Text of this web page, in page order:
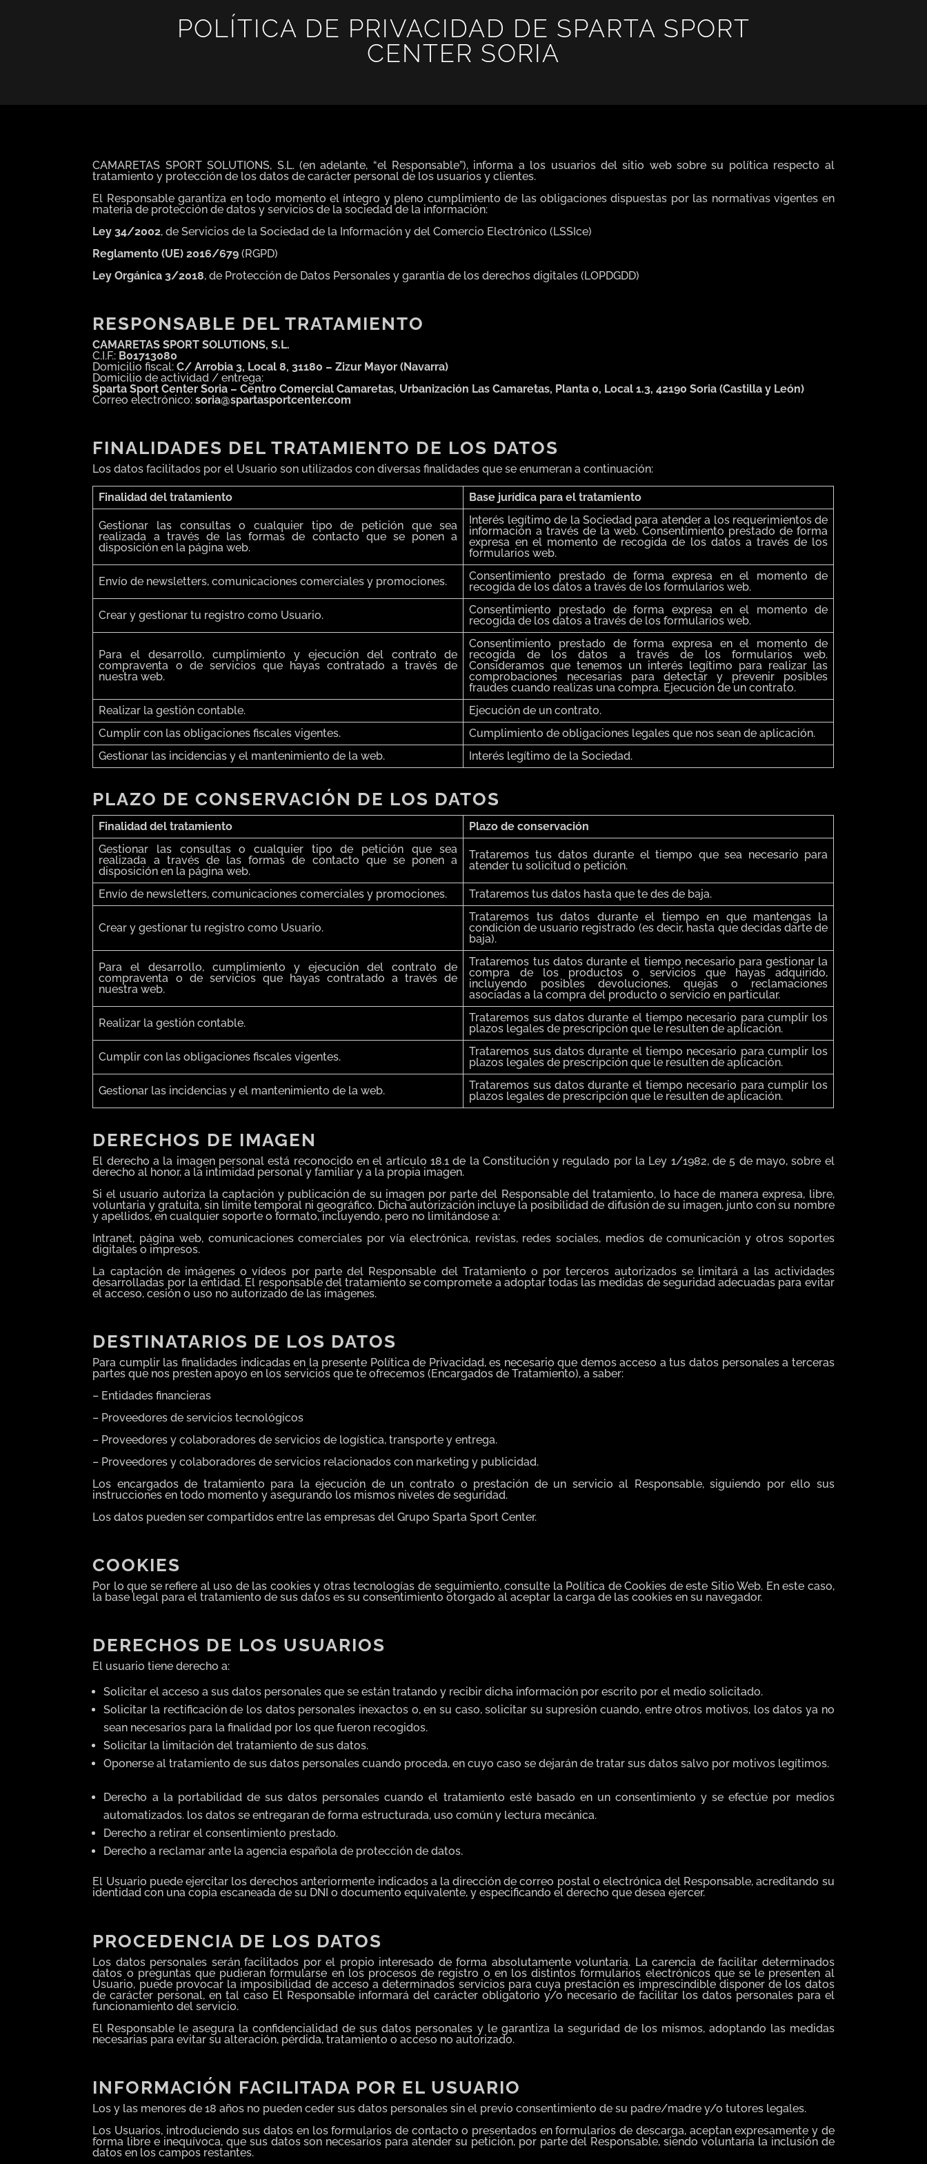
POLÍTICA DE PRIVACIDAD DE SPARTA SPORT
CENTER SORIA
CAMARETAS SPORT SOLUTIONS, S.L. (en adelante, “el Responsable”), informa a los usuarios del sitio web sobre su política respecto al
tratamiento y protección de los datos de carácter personal de los usuarios y clientes.
El Responsable garantiza en todo momento el íntegro y pleno cumplimiento de las obligaciones dispuestas por las normativas vigentes en
materia de protección de datos y servicios de la sociedad de la información:
Ley 34/2002, de Servicios de la Sociedad de la Información y del Comercio Electrónico (LSSIce)
Reglamento (UE) 2016/679 (RGPD)
Ley Orgánica 3/2018, de Protección de Datos Personales y garantía de los derechos digitales (LOPDGDD)
RESPONSABLE DEL TRATAMIENTO
CAMARETAS SPORT SOLUTIONS, S.L.
C.I.F.: B01713080
Domicilio fiscal:C/ Arrobia 3, Local 8, 31180 – Zizur Mayor (Navarra)
Domicilio de actividad / entrega:
Sparta Sport Center Soria – Centro Comercial Camaretas, Urbanización Las Camaretas, Planta 0, Local 1.3, 42190 Soria (Castilla y León)
Correo electrónico:soria@spartasportcenter.com
FINALIDADES DEL TRATAMIENTO DE LOS DATOS
Los datos facilitados por el Usuario son utilizados con diversas finalidades que se enumeran a continuación:
Finalidad del tratamiento Base jurídica para el tratamiento
Gestionar las consultas o cualquier tipo de petición que sea
realizada a través de las formas de contacto que se ponen a
disposición en la página web.
Interés legítimo de la Sociedad para atender a los requerimientos de
información a través de la web. Consentimiento prestado de forma
expresa en el momento de recogida de los datos a través de los
formularios web.
Envío de newsletters, comunicaciones comerciales y promociones.
Consentimiento prestado de forma expresa en el momento de
recogida de los datos a través de los formularios web.
Crear y gestionar tu registro como Usuario.
Consentimiento prestado de forma expresa en el momento de
recogida de los datos a través de los formularios web.
Para el desarrollo, cumplimiento y ejecución del contrato de
compraventa o de servicios que hayas contratado a través de
nuestra web.
Consentimiento prestado de forma expresa en el momento de
recogida de los datos a través de los formularios web.
Consideramos que tenemos un interés legítimo para realizar las
comprobaciones necesarias para detectar y prevenir posibles
fraudes cuando realizas una compra. Ejecución de un contrato.
Realizar la gestión contable.
Ejecución de un contrato.
Cumplir con las obligaciones fiscales vigentes.
Cumplimiento de obligaciones legales que nos sean de aplicación.
Gestionar las incidencias y el mantenimiento de la web.
Interés legítimo de la Sociedad.
PLAZO DE CONSERVACIÓN DE LOS DATOS
Finalidad del tratamiento
Plazo de conservación
Gestionar las consultas o cualquier tipo de petición que sea
realizada a través de las formas de contacto que se ponen a
disposición en la página web.
Trataremos tus datos durante el tiempo que sea necesario para
atender tu solicitud o petición.
Envío de newsletters, comunicaciones comerciales y promociones. Trataremos tus datos hasta que te des de baja.
Crear y gestionar tu registro como Usuario.
Trataremos tus datos durante el tiempo en que mantengas la
condición de usuario registrado (es decir, hasta que decidas darte de
baja).
Para el desarrollo, cumplimiento y ejecución del contrato de
compraventa o de servicios que hayas contratado a través de
nuestra web.
Trataremos tus datos durante el tiempo necesario para gestionar la
compra de los productos o servicios que hayas adquirido,
incluyendo posibles devoluciones, quejas o reclamaciones
asociadas a la compra del producto o servicio en particular.
Realizar la gestión contable.
Trataremos sus datos durante el tiempo necesario para cumplir los
plazos legales de prescripción que le resulten de aplicación.
Cumplir con las obligaciones fiscales vigentes.
Trataremos sus datos durante el tiempo necesario para cumplir los
plazos legales de prescripción que le resulten de aplicación.
Gestionar las incidencias y el mantenimiento de la web.
Trataremos sus datos durante el tiempo necesario para cumplir los
plazos legales de prescripción que le resulten de aplicación.
DERECHOS DE IMAGEN
El derecho a la imagen personal está reconocido en el artículo 18.1 de la Constitución y regulado por la Ley 1/1982, de 5 de mayo, sobre el
derecho al honor, a la intimidad personal y familiar y a la propia imagen.
Si el usuario autoriza la captación y publicación de su imagen por parte del Responsable del tratamiento, lo hace de manera expresa, libre,
voluntaria y gratuita, sin límite temporal ni geográfico. Dicha autorización incluye la posibilidad de difusión de su imagen, junto con su nombre
y apellidos, en cualquier soporte o formato, incluyendo, pero no limitándose a:
Intranet, página web, comunicaciones comerciales por vía electrónica, revistas, redes sociales, medios de comunicación y otros soportes
digitales o impresos.
La captación de imágenes o vídeos por parte del Responsable del Tratamiento o por terceros autorizados se limitará a las actividades
desarrolladas por la entidad. El responsable del tratamiento se compromete a adoptar todas las medidas de seguridad adecuadas para evitar
el acceso, cesión o uso no autorizado de las imágenes.
DESTINATARIOS DE LOS DATOS
Para cumplir las finalidades indicadas en la presente Política de Privacidad, es necesario que demos acceso a tus datos personales a terceras
partes que nos presten apoyo en los servicios que te ofrecemos (Encargados de Tratamiento), a saber:
– Entidades financieras
– Proveedores de servicios tecnológicos
– Proveedores y colaboradores de servicios de logística, transporte y entrega.
– Proveedores y colaboradores de servicios relacionados con marketing y publicidad.
Los encargados de tratamiento para la ejecución de un contrato o prestación de un servicio al Responsable, siguiendo por ello sus
instrucciones en todo momento y asegurando los mismos niveles de seguridad.
Los datos pueden ser compartidos entre las empresas del Grupo Sparta Sport Center.
COOKIES
Por lo que se refiere al uso de las cookies y otras tecnologías de seguimiento, consulte la Política de Cookies de este Sitio Web. En este caso,
la base legal para el tratamiento de sus datos es su consentimiento otorgado al aceptar la carga de las cookies en su navegador.
DERECHOS DE LOS USUARIOS
El usuario tiene derecho a:
Solicitar el acceso a sus datos personales que se están tratando y recibir dicha información por escrito por el medio solicitado.
Solicitar la rectificación de los datos personales inexactos o, en su caso, solicitar su supresión cuando, entre otros motivos, los datos ya no
sean necesarios para la finalidad por los que fueron recogidos.
Solicitar la limitación del tratamiento de sus datos.
Oponerse al tratamiento de sus datos personales cuando proceda, en cuyo caso se dejarán de tratar sus datos salvo por motivos legítimos.
Derecho a la portabilidad de sus datos personales cuando el tratamiento esté basado en un consentimiento y se efectúe por medios
automatizados. los datos se entregaran de forma estructurada, uso común y lectura mecánica.
Derecho a retirar el consentimiento prestado.
Derecho a reclamar ante la agencia española de protección de datos.
El Usuario puede ejercitar los derechos anteriormente indicados a la dirección de correo postal o electrónica del Responsable, acreditando su
identidad con una copia escaneada de su DNI o documento equivalente, y especificando el derecho que desea ejercer.
PROCEDENCIA DE LOS DATOS
Los datos personales serán facilitados por el propio interesado de forma absolutamente voluntaria. La carencia de facilitar determinados
datos o preguntas que pudieran formularse en los procesos de registro o en los distintos formularios electrónicos que se le presenten al
Usuario, puede provocar la imposibilidad de acceso a determinados servicios para cuya prestación es imprescindible disponer de los datos
de carácter personal, en tal caso El Responsable informará del carácter obligatorio y/o necesario de facilitar los datos personales para el
funcionamiento del servicio.
El Responsable le asegura la confidencialidad de sus datos personales y le garantiza la seguridad de los mismos, adoptando las medidas
necesarias para evitar su alteración, pérdida, tratamiento o acceso no autorizado.
INFORMACIÓN FACILITADA POR EL USUARIO
Los y las menores de 18 años no pueden ceder sus datos personales sin el previo consentimiento de su padre/madre y/o tutores legales.
Los Usuarios, introduciendo sus datos en los formularios de contacto o presentados en formularios de descarga, aceptan expresamente y de
forma libre e inequívoca, que sus datos son necesarios para atender su petición, por parte del Responsable, siendo voluntaria la inclusión de
datos en los campos restantes.